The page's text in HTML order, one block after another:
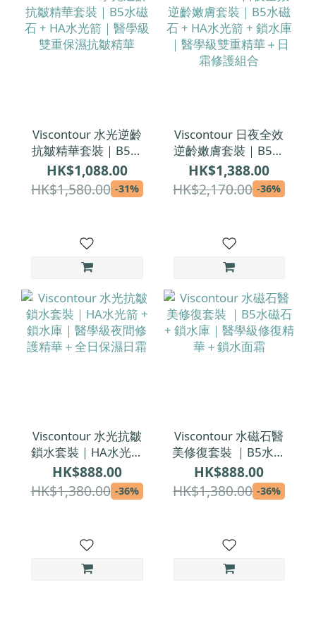
Viscontour 水光逆齡
抗皺精華套裝｜B5水
磁石 + HA水光箭｜醫
學級雙重保濕抗皺精
華
HK$1,088.00
HK$1,580.00 -31%
Viscontour 日夜全效
逆齡嫩膚套裝｜B5水
磁石 + HA水光箭 + 鎖
水庫｜醫學級雙重精
華＋日霜修護組合
HK$1,388.00
HK$2,170.00 -36%
Viscontour 水光抗皺
鎖水套裝｜HA水光箭
+ 鎖水庫｜醫學級夜
間修護精華＋全日保
濕日霜
HK$888.00
HK$1,380.00 -36%
Viscontour 水磁石醫
美修復套裝 ｜B5水磁
石 + 鎖水庫｜醫學級
修復精華＋鎖水面霜
HK$888.00
HK$1,380.00 -36%